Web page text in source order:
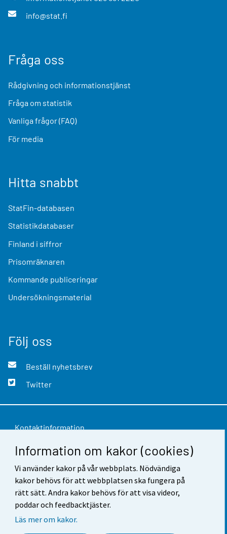
Information om kakor (cookies)
Vi använder kakor på vår webbplats. Nödvändiga
kakor behövs för att webbplatsen ska fungera på
rätt sätt. Andra kakor behövs för att visa videor,
poddar och feedbacktjäster.
Läs mer om kakor.
info@stat.fi
Fråga oss
Rådgivning och informationstjänst
Fråga om statistik
Vanliga frågor (FAQ)
För media
Hitta snabbt
StatFin-databasen
Statistikdatabaser
Finland i siffror
Prisomräknaren
Kommande publiceringar
Undersökningsmaterial
Följ oss
Beställ nyhetsbrev
Twitter
Kontaktinformation
Respons
Användarvillkor
Dataskydd
Tillgänglighet